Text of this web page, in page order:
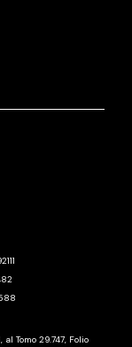
Tomo 29.747, Folio